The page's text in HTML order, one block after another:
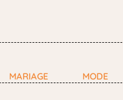
MARIAGE MODE